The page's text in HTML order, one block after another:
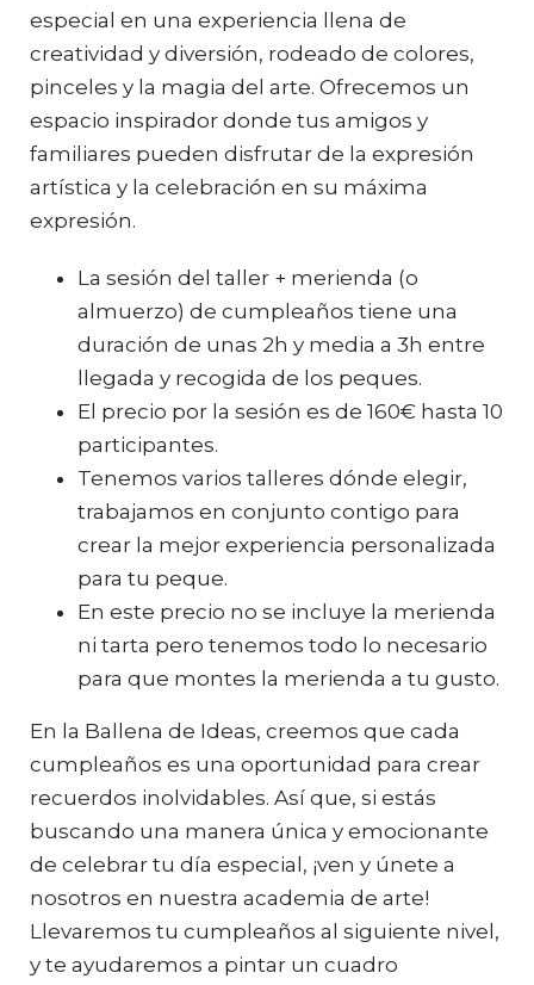
especial en una experiencia llena de
creatividad y diversión, rodeado de colores,
pinceles y la magia del arte. Ofrecemos un
espacio inspirador donde tus amigos y
familiares pueden disfrutar de la expresión
artística y la celebración en su máxima
expresión.
La sesión del taller + merienda (o
almuerzo) de cumpleaños tiene una
duración de unas 2h y media a 3h entre
llegada y recogida de los peques.
El precio por la sesión es de 160€ hasta 10
participantes.
Tenemos varios talleres dónde elegir,
trabajamos en conjunto contigo para
crear la mejor experiencia personalizada
para tu peque.
En este precio no se incluye la merienda
ni tarta pero tenemos todo lo necesario
para que montes la merienda a tu gusto.
En la Ballena de Ideas, creemos que cada
cumpleaños es una oportunidad para crear
recuerdos inolvidables. Así que, si estás
buscando una manera única y emocionante
de celebrar tu día especial, ¡ven y únete a
nosotros en nuestra academia de arte!
Llevaremos tu cumpleaños al siguiente nivel,
y te ayudaremos a pintar un cuadro